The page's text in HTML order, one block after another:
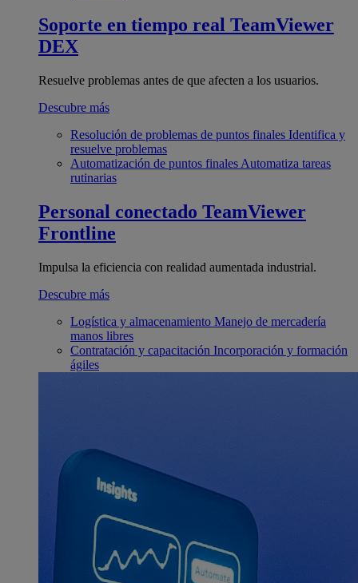
Soporte en tiempo real TeamViewer
DEX
Resuelve problemas antes de que afecten a los usuarios.
Descubre más
Resolución de problemas de puntos finales Identifica y
resuelve problemas
Automatización de puntos finales Automatiza tareas
rutinarias
Personal conectado TeamViewer
Frontline
Impulsa la eficiencia con realidad aumentada industrial.
Descubre más
Logística y almacenamiento Manejo de mercadería
manos libres
Contratación y capacitación Incorporación y formación
ágiles